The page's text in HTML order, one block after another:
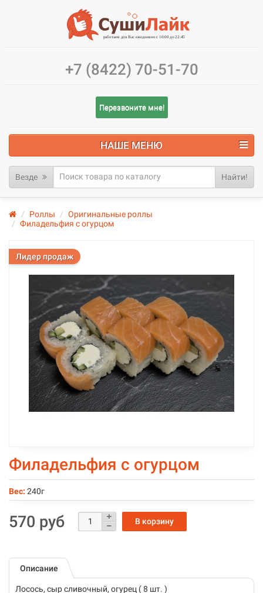
+7 (8422) 70-51-70
Перезвоните мне!
НАШЕ МЕНЮ
Везде Найти!
Роллы
Оригинальные роллы
Филадельфия с огурцом
Лидер продаж
Филадельфия с огурцом
Вес: 240г
570 руб
Описание
Лосось, сыр сливочный, огурец ( 8 шт. )